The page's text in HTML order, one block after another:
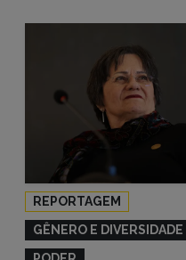
REPORTAGEM
GÊNERO E DIVERSIDADE